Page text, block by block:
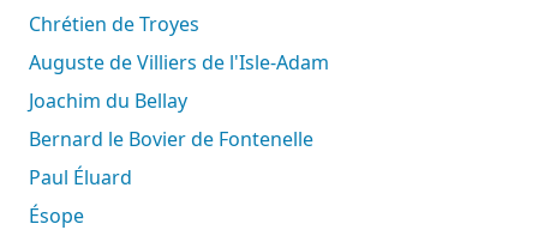
Chrétien de Troyes
Auguste de Villiers de l'Isle-Adam
Joachim du Bellay
Bernard le Bovier de Fontenelle
Paul Éluard
Ésope